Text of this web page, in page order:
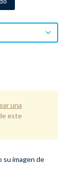
una
este
su imagen de